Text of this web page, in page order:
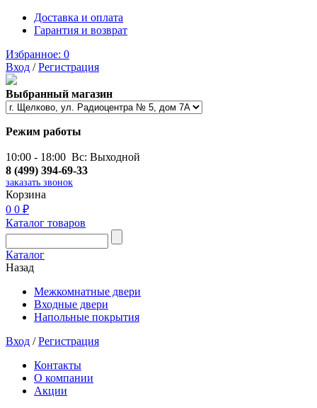
Доставка и оплата
Гарантия и возврат
Избранное: 0
Вход /Регистрация
Выбранный магазин
Режим работы
10:00 - 18:00 Вс: Выходной
8 (499) 394-69-33
заказать звонок
Корзина
0 0 ₽
Каталог товаров
Каталог
Назад
Межкомнатные двери
Входные двери
Напольные покрытия
Вход /Регистрация
Контакты
О компании
Акции